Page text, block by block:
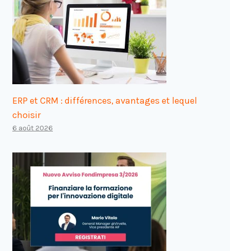
ERP et CRM : différences, avantages et lequel
choisir
6 août 2026